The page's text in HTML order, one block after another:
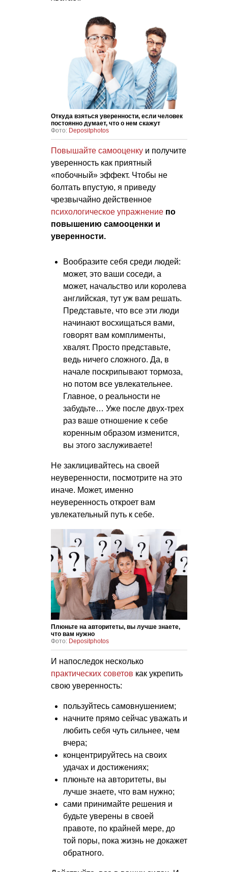
Откуда взяться уверенности, если человек
постоянно думает, что о нем скажут
Фото: Depositphotos
Повышайте самооценку и получите
уверенность как приятный
«побочный» эффект. Чтобы не
болтать впустую, я приведу
чрезвычайно действенное
психологическое упражнение по
повышению самооценки и
уверенности.
Вообразите себя среди людей:
может, это ваши соседи, а
может, начальство или королева
английская, тут уж вам решать.
Представьте, что все эти люди
начинают восхищаться вами,
говорят вам комплименты,
хвалят. Просто представьте,
ведь ничего сложного. Да, в
начале поскрипывают тормоза,
но потом все увлекательнее.
Главное, о реальности не
забудьте… Уже после двух-трех
раз ваше отношение к себе
коренным образом изменится,
вы этого заслуживаете!
Не заклицивайтесь на своей
неуверенности, посмотрите на это
иначе. Может, именно
неуверенность откроет вам
увлекательный путь к себе.
Плюньте на авторитеты, вы лучше знаете,
что вам нужно
Фото: Depositphotos
И напоследок несколько
практических советов как укрепить
свою уверенность:
пользуйтесь самовнушением;
начните прямо сейчас уважать и
любить себя чуть сильнее, чем
вчера;
концентрируйтесь на своих
удачах и достижениях;
плюньте на авторитеты, вы
лучше знаете, что вам нужно;
сами принимайте решения и
будьте уверены в своей
правоте, по крайней мере, до
той поры, пока жизнь не докажет
обратного.